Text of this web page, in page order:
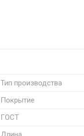
Тип производства
Покрытие
ГОСТ